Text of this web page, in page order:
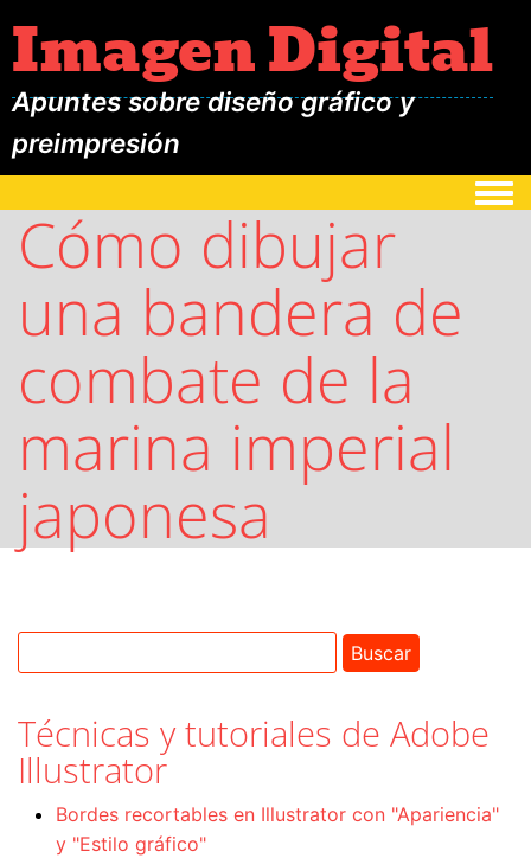
Imagen Digital
Apuntes sobre diseño gráfico y
preimpresión
Cómo dibujar
una bandera de
combate de la
marina imperial
japonesa
Técnicas y tutoriales de Adobe
Illustrator
Bordes recortables en Illustrator con "Apariencia"
y "Estilo gráfico"